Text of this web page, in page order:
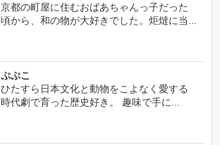
京都の町屋に住むおばあちゃんっ子だった
頃から、和の物が大好きでした。炬燵に当...
ぷぷこ
ひたすら日本文化と動物をこよなく愛する
時代劇で育った歴史好き。 趣味で手に...